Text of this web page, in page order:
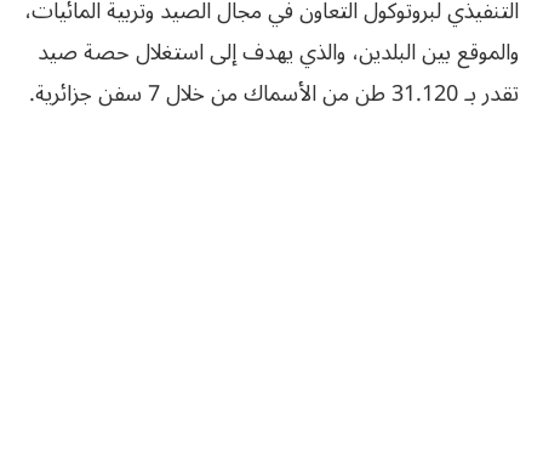
التنفيذي لبروتوكول التعاون في مجال الصيد وتربية المائيات،
والموقع بين البلدين، والذي يهدف إلى استغلال حصة صيد
تقدر بـ 31.120 طن من الأسماك من خلال 7 سفن جزائرية.